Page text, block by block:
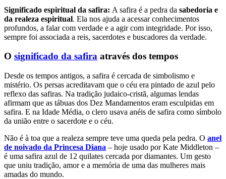
Significado espiritual da safira: A safira é a pedra da sabedoria e
da realeza espiritual. Ela nos ajuda a acessar conhecimentos
profundos, a falar com verdade e a agir com integridade. Por isso,
sempre foi associada a reis, sacerdotes e buscadores da verdade.
O significado da safira através dos tempos
Desde os tempos antigos, a safira é cercada de simbolismo e
mistério. Os persas acreditavam que o céu era pintado de azul pelo
reflexo das safiras. Na tradição judaico-cristã, algumas lendas
afirmam que as tábuas dos Dez Mandamentos eram esculpidas em
safira. E na Idade Média, o clero usava anéis de safira como símbolo
da união entre o sacerdote e o céu.
Não é à toa que a realeza sempre teve uma queda pela pedra. O anel
de noivado da Princesa Diana – hoje usado por Kate Middleton –
é uma safira azul de 12 quilates cercada por diamantes. Um gesto
que uniu tradição, amor e a memória de uma das mulheres mais
amadas do mundo.